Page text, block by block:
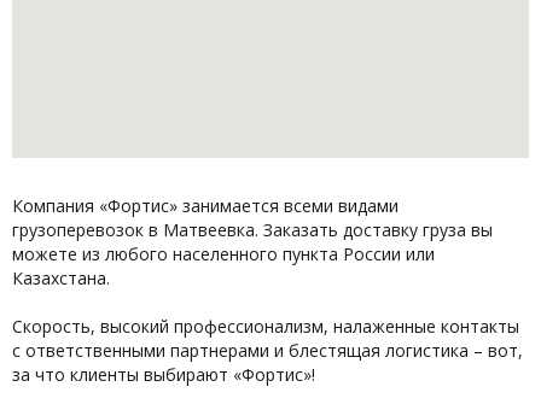
Компания «Фортис» занимается всеми видами
грузоперевозок в Матвеевка. Заказать доставку груза вы
можете из любого населенного пункта России или
Казахстана.
Скорость, высокий профессионализм, налаженные контакты
с ответственными партнерами и блестящая логистика – вот,
за что клиенты выбирают «Фортис»!